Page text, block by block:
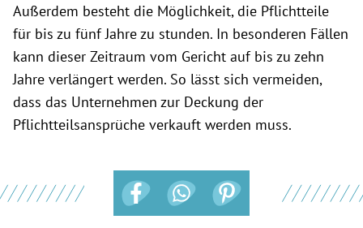
Außerdem besteht die Möglichkeit, die Pflichtteile
für bis zu fünf Jahre zu stunden. In besonderen Fällen
kann dieser Zeitraum vom Gericht auf bis zu zehn
Jahre verlängert werden. So lässt sich vermeiden,
dass das Unternehmen zur Deckung der
Pflichtteilsansprüche verkauft werden muss.